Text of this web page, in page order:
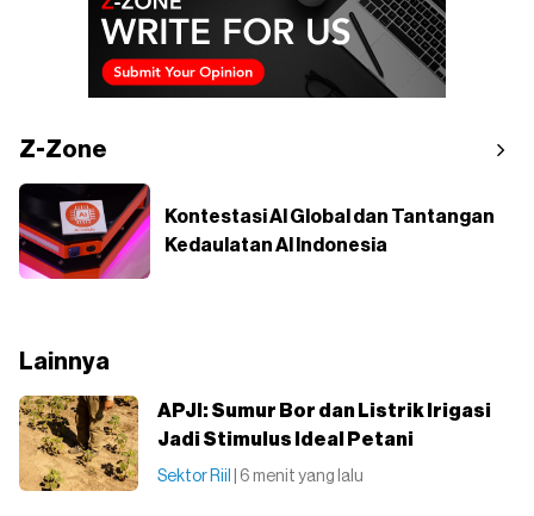
Z-Zone
Kontestasi AI Global dan Tantangan
Kedaulatan AI Indonesia
Lainnya
APJI: Sumur Bor dan Listrik Irigasi
Jadi Stimulus Ideal Petani
Sektor Riil | 6 menit yang lalu